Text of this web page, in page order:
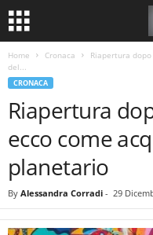
Home Cronaca
Riapertura
del...
CRONACA
Riapertura
ecco come
planetario
By Alessandra Corradi - 29